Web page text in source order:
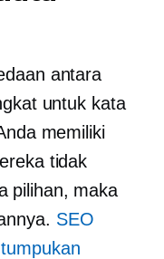
antara
untuk kata
memiliki
tidak
pilihan, maka
SEO